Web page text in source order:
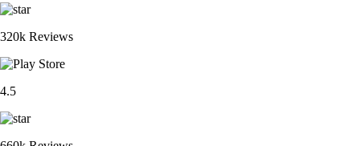
320k Reviews
4.5